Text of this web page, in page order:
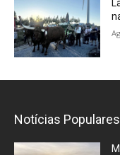
Notícias Populares